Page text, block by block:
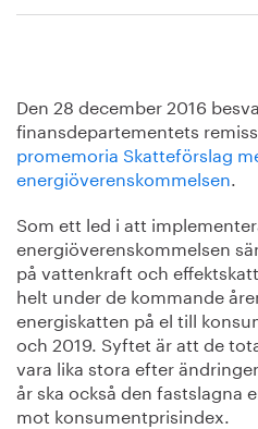
Den 28 december 2016
finansdepartementets
promemoria Skatteförslag
energiöverenskommelsen.
Som ett led i att
energiöverenskommelsen
på vattenkraft och
helt under de kommande
energiskatten på el till
och 2019. Syftet är att de
vara lika stora efter
år ska också den fastslagna
mot konsumentprisindex.